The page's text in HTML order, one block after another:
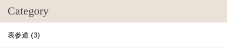
Category
表参道 (3)